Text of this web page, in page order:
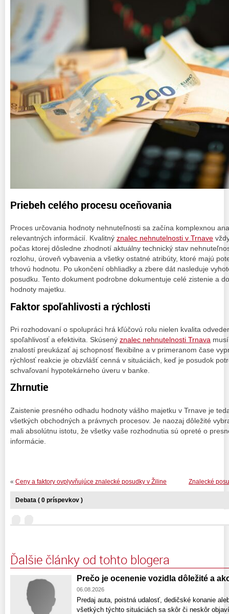
Priebeh celého procesu oceňovania
Proces určovania hodnoty nehnuteľnosti sa začína komplexnou
relevantných informácií. Kvalitný znalec nehnutelnosti v Trnave
počas ktorej dôsledne zhodnotí aktuálny technický stav
rozlohu, úroveň vybavenia a všetky ostatné atribúty, ktoré majú
trhovú hodnotu. Po ukončení obhliadky a zbere dát nasleduje
posudku. Tento dokument podrobne dokumentuje celé zistenie a
hodnoty majetku.
Faktor spoľahlivosti a rýchlosti
Pri rozhodovaní o spolupráci hrá kľúčovú rolu nielen kvalita
spoľahlivosť a efektivita. Skúsený znalec nehnutelnosti Trnava
znalostí preukázať aj schopnosť flexibilne a v primeranom čase
rýchlosť reakcie je obzvlášť cenná v situáciách, keď je posudok
schvaľovaní hypotekárneho úveru v banke.
Zhrnutie
Zaistenie presného odhadu hodnoty vášho majetku v Trnave je
všetkých obchodných a právnych procesov. Je naozaj dôležité
mali absolútnu istotu, že všetky vaše rozhodnutia sú opreté o
informácie.
Znalecké
« Ceny a faktory ovplyvňujúce znalecké posudky v Žiline
Debata ( 0 príspevkov )
Ďalšie články od tohto blogera
Prečo je ocenenie vozidla dôležité a
06.08.2026
Predaj auta, poistná udalosť, dedičské konanie
všetkých týchto situáciách sa skôr či neskôr